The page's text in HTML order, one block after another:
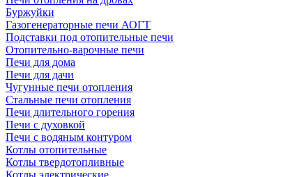
Буржуйки
Газогенераторные печи АОГТ
Подставки под отопительные печи
Отопительно-варочные печи
Печи для дома
Печи для дачи
Чугунные печи отопления
Стальные печи отопления
Печи длительного горения
Печи с духовкой
Печи с водяным контуром
Котлы отопительные
Котлы твердотопливные
Котлы электрические